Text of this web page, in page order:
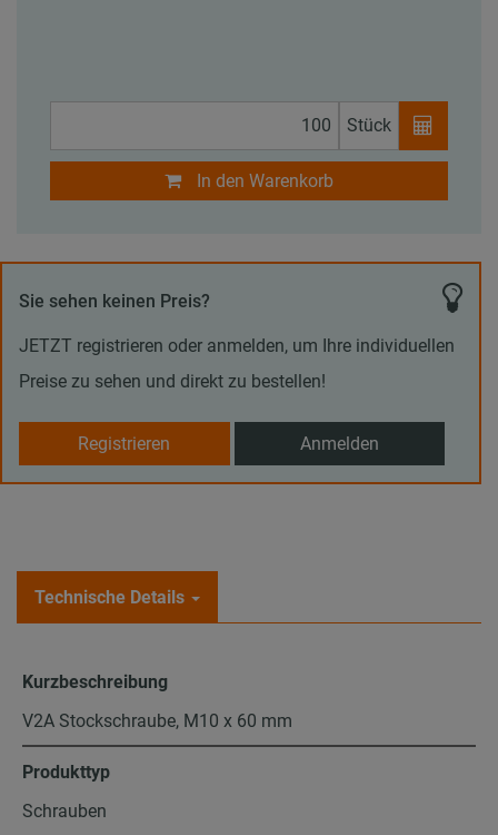
Stück
In den Warenkorb
Sie sehen keinen Preis?
JETZT registrieren oder anmelden, um Ihre individuellen
Preise zu sehen und direkt zu bestellen!
Registrieren Anmelden
Technische Details
Kurzbeschreibung
V2A Stockschraube, M10 x 60 mm
Produkttyp
Schrauben